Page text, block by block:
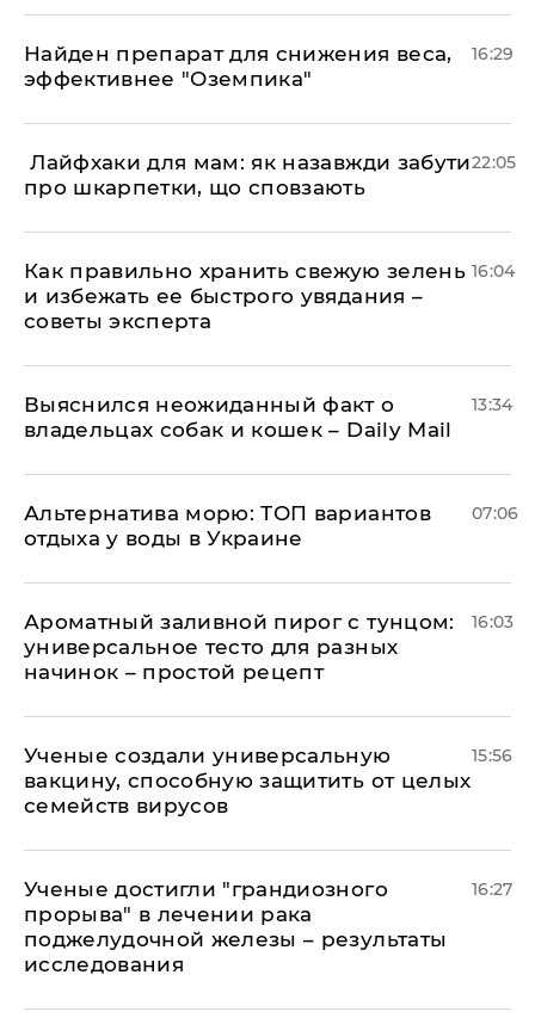
Найден препарат для снижения веса,
эффективнее "Оземпика"
16:29
​ Лайфхаки для мам: як назавжди забути
про шкарпетки, що сповзають
22:05
Как правильно хранить свежую зелень
и избежать ее быстрого увядания –
советы эксперта
16:04
Выяснился неожиданный факт о
владельцах собак и кошек – Daily Mail
13:34
Альтернатива морю: ТОП вариантов
отдыха у воды в Украине
07:06
Ароматный заливной пирог с тунцом:
универсальное тесто для разных
начинок – простой рецепт
16:03
Ученые создали универсальную
вакцину, способную защитить от целых
семейств вирусов
15:56
Ученые достигли "грандиозного
прорыва" в лечении рака
поджелудочной железы – результаты
исследования
16:27